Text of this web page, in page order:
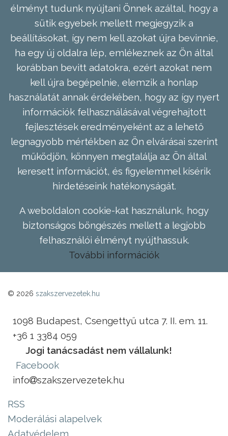
élményt tudunk nyújtani Önnek azáltal, hogy a
sütik egyebek mellett megjegyzik a
beállításokat, így nem kell azokat újra bevinnie,
ha egy új oldalra lép, emlékeznek az Ön által
korábban bevitt adatokra, ezért azokat nem
kell újra begépelnie, elemzik a honlap
használatát annak érdekében, hogy az így nyert
információk felhasználásával végrehajtott
fejlesztések eredményeként az a lehető
legnagyobb mértékben az Ön elvárásai szerint
működjön, könnyen megtalálja az Ön által
keresett információt, és figyelemmel kísérik
hirdetéseink hatékonyságát.
A weboldalon cookie-kat használunk, hogy
biztonságos böngészés mellett a legjobb
felhasználói élményt nyújthassuk.
További információk
© 2026 szakszervezetek.hu
1098 Budapest, Csengettyű utca 7. II. em. 11.
+36 1 3384 059
Jogi tanácsadást nem vállalunk!
Facebook
info
szakszervezetek.hu
RSS
Moderálási alapelvek
Adatvédelem